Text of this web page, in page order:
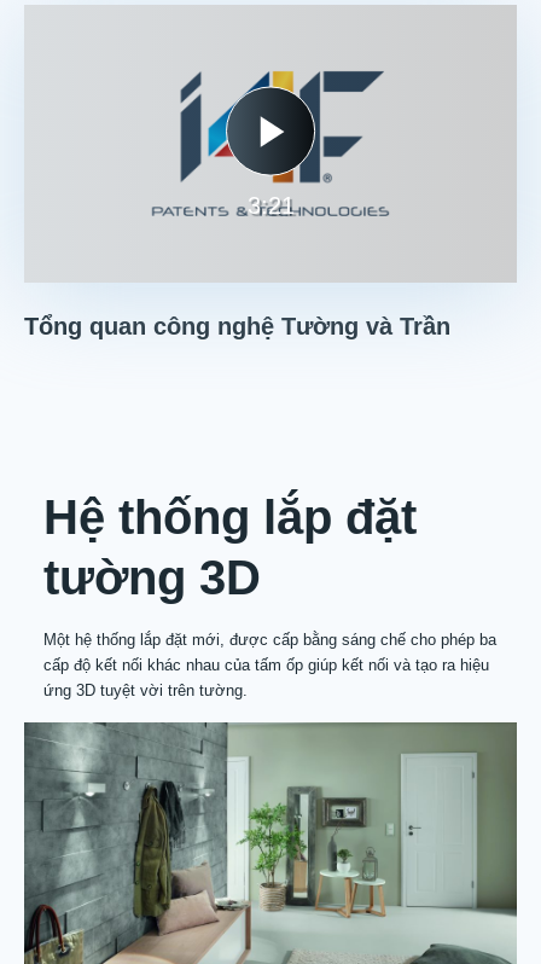
3:21
Tổng quan công nghệ Tường và Trần
Hệ thống lắp đặt
tường 3D
Một hệ thống lắp đặt mới, được cấp bằng sáng chế cho phép ba
cấp độ kết nối khác nhau của tấm ốp giúp kết nối và tạo ra hiệu
ứng 3D tuyệt vời trên tường.